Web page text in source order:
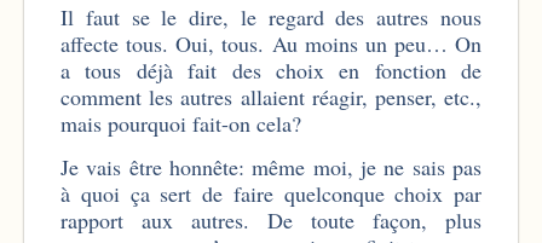
Il faut se le dire, le regard des autres nous
affecte tous. Oui, tous. Au moins un peu… On
a tous déjà fait des choix en fonction de
comment les autres allaient réagir, penser, etc.,
mais pourquoi fait-on cela?
Je vais être honnête: même moi, je ne sais pas
à quoi ça sert de faire quelconque choix par
rapport aux autres. De toute façon, plus